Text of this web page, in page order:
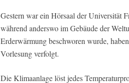
Gestern war ein Hörsaal der Universität
während anderswo im Gebäude der
Erderwärmung beschworen wurde,
Vorlesung verfolgt.
Die Klimaanlage löst jedes